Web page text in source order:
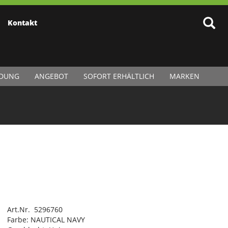
Kontakt
ANGEBOT SOFORT ERHÄLTLICH MARKEN
Art.Nr. 5296760
Farbe: NAUTICAL NAVY